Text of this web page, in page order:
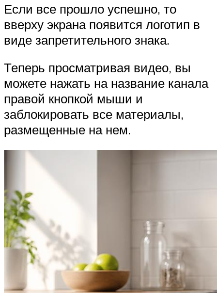
Если все прошло успешно, то
вверху экрана появится логотип в
виде запретительного знака.
Теперь просматривая видео, вы
можете нажать на название канала
правой кнопкой мыши и
заблокировать все материалы,
размещенные на нем.